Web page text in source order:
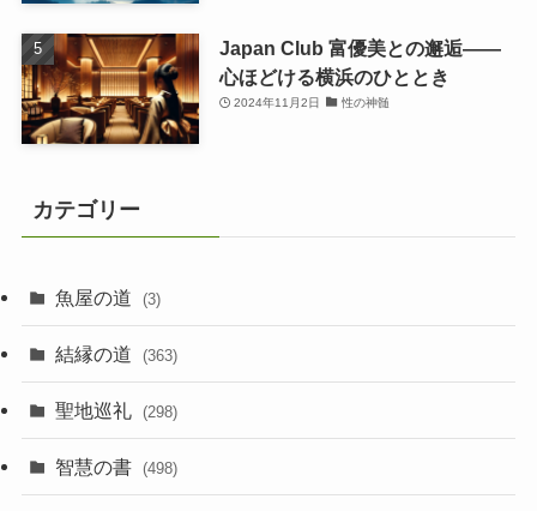
Japan Club 富優美との邂逅――
心ほどける横浜のひととき
2024年11月2日 性の神髄
カテゴリー
魚屋の道 (3)
結縁の道 (363)
聖地巡礼 (298)
智慧の書 (498)